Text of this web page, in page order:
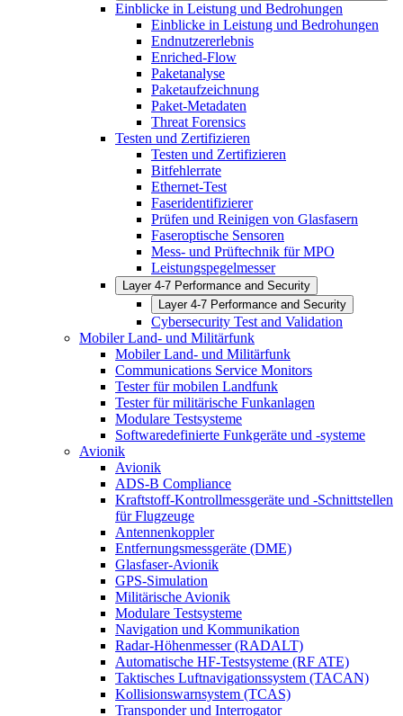
Einblicke in Leistung und Bedrohungen
Einblicke in Leistung und Bedrohungen
Endnutzererlebnis
Enriched-Flow
Paketanalyse
Paketaufzeichnung
Paket-Metadaten
Threat Forensics
Testen und Zertifizieren
Testen und Zertifizieren
Bitfehlerrate
Ethernet-Test
Faseridentifizierer
Prüfen und Reinigen von Glasfasern
Faseroptische Sensoren
Mess- und Prüftechnik für MPO
Leistungspegelmesser
Layer 4-7 Performance and Security
Layer 4-7 Performance and Security
Cybersecurity Test and Validation
Mobiler Land- und Militärfunk
Mobiler Land- und Militärfunk
Communications Service Monitors
Tester für mobilen Landfunk
Tester für militärische Funkanlagen
Modulare Testsysteme
Softwaredefinierte Funkgeräte und -systeme
Avionik
Avionik
ADS-B Compliance
Kraftstoff-Kontrollmessgeräte und -Schnittstellen
für Flugzeuge
Antennenkoppler
Entfernungsmessgeräte (DME)
Glasfaser-Avionik
GPS-Simulation
Militärische Avionik
Modulare Testsysteme
Navigation und Kommunikation
Radar-Höhenmesser (RADALT)
Automatische HF-Testsysteme (RF ATE)
Taktisches Luftnavigationssystem (TACAN)
Kollisionswarnsystem (TCAS)
Transponder und Interrogator